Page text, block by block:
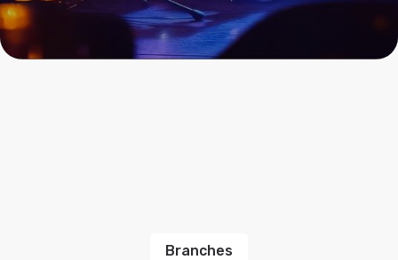
goedkoopste in deze markt. )
Branches